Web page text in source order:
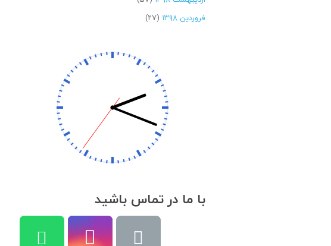
فروردین ۱۳۹۸
(۲۷)
با ما در تماس باشید